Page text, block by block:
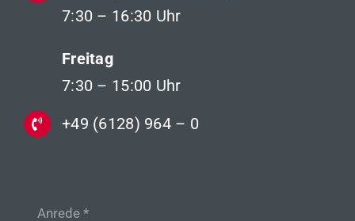
7:30 – 16:30 Uhr
Freitag
7:30 – 15:00 Uhr
+49 (6128) 964 – 0